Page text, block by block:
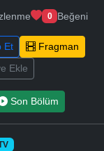
0 Beğeni
Et
Fragman
Ekle
Son Bölüm